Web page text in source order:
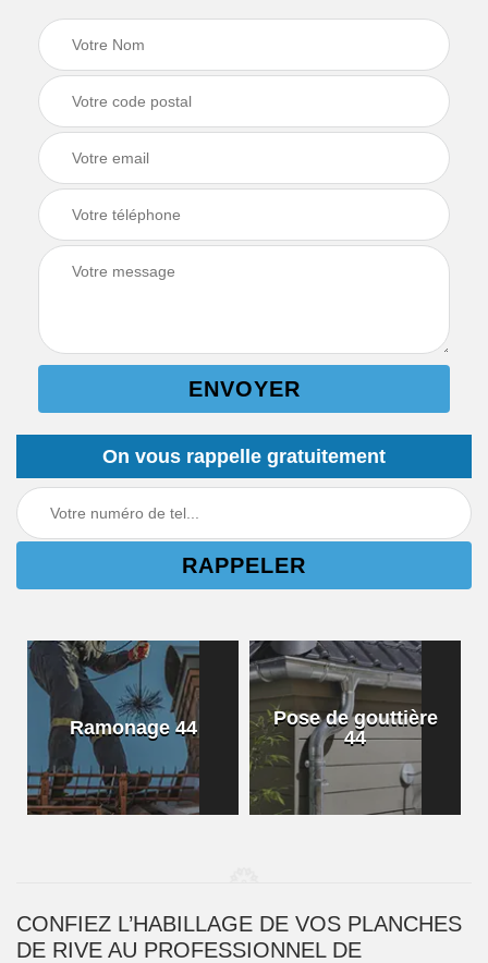
On vous rappelle gratuitement
Ramonage 44
Pose de gouttière
44
CONFIEZ L’HABILLAGE DE VOS PLANCHES
DE RIVE AU PROFESSIONNEL DE